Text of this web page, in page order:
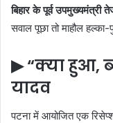
बिहार के पूर्व उपमुख्यमंत्री
सवाल पूछा तो माहौल हल्का-
▶ “क्या हुआ,
यादव
पटना में आयोजित एक